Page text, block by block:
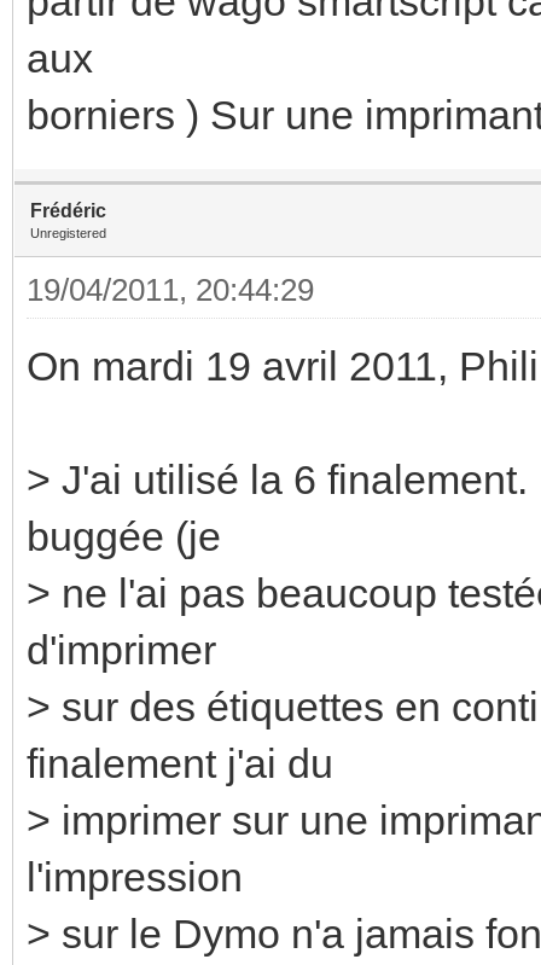
aux
borniers ) Sur une
Frédéric
Unregistered
19/04/2011, 20:44:29
On mardi 19 avril 2011,
> J'ai utilisé la 6
buggée (je
> ne l'ai pas beaucoup
d'imprimer
> sur des étiquettes en
finalement j'ai du
> imprimer sur une
l'impression
> sur le Dymo n'a jamais